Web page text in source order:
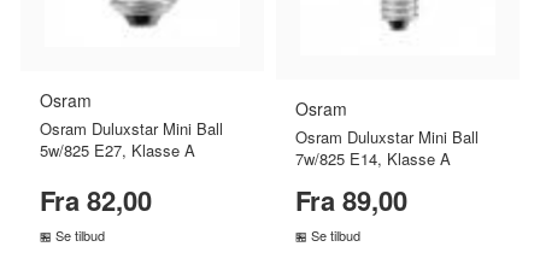
Osram
Osram Duluxstar Mini Ball
5w/825 E27, Klasse A
Fra 82,00
Se tilbud
Osram
Osram Duluxstar Mini Ball
7w/825 E14, Klasse A
Fra 89,00
Se tilbud